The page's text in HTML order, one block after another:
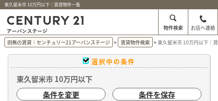
東久留米市 10万円以下｜賃貸物件一覧
物件検索
お店へ連絡
田無の賃貸｜センチュリー21アーバンステージ
賃貸物件検索 東久留米市 10万円以下｜
選択中の条件
東久留米市 10万円以下
条件を変更
条件を保存